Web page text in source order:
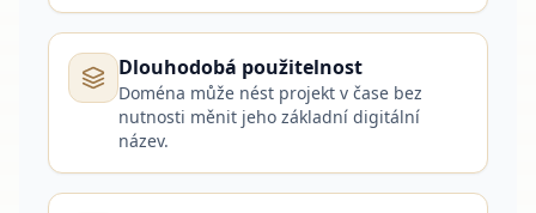
Dlouhodobá použitelnost
Doména může nést projekt v čase bez
nutnosti měnit jeho základní digitální
název.